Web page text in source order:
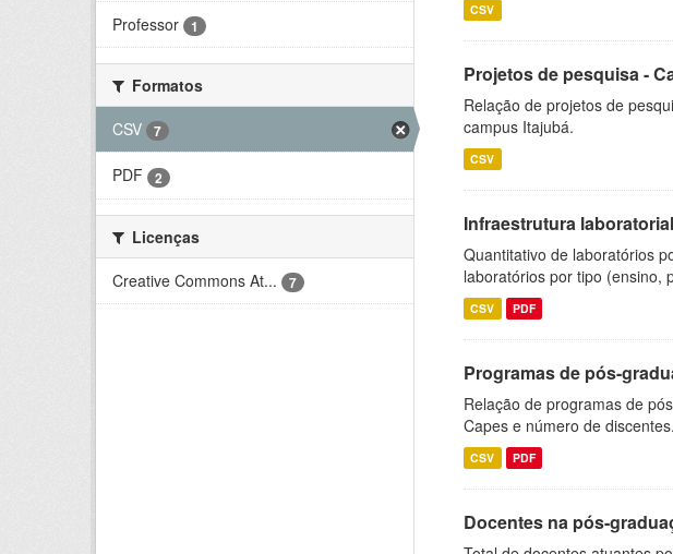
Professor 1
Formatos
CSV
7
PDF 2
Licenças
Creative Commons At...
7
CSV
Projetos de pesquisa -
Relação de projetos de
campus Itajubá.
CSV
Infraestrutura laboratorial
Quantitativo de laboratórios
laboratórios por tipo (ensino,
CSV PDF
Programas de pós-
Relação de programas de
Capes e número de discentes.
CSV PDF
Docentes na pós-